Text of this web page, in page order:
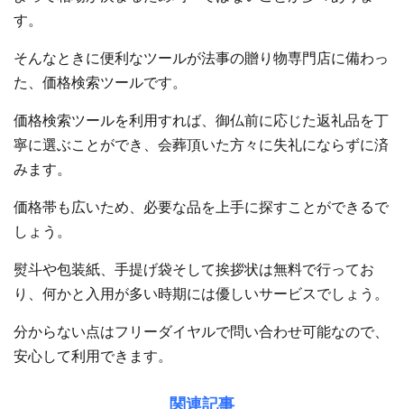
す。
そんなときに便利なツールが法事の贈り物専門店に備わっ
た、価格検索ツールです。
価格検索ツールを利用すれば、御仏前に応じた返礼品を丁
寧に選ぶことができ、会葬頂いた方々に失礼にならずに済
みます。
価格帯も広いため、必要な品を上手に探すことができるで
しょう。
熨斗や包装紙、手提げ袋そして挨拶状は無料で行ってお
り、何かと入用が多い時期には優しいサービスでしょう。
分からない点はフリーダイヤルで問い合わせ可能なので、
安心して利用できます。
関連記事